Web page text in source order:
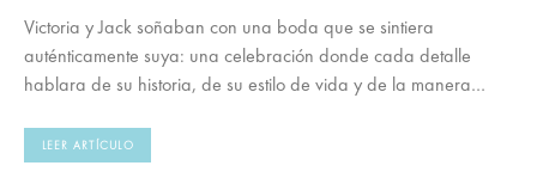
Victoria y Jack soñaban con una boda que se sintiera
auténticamente suya: una celebración donde cada detalle
hablara de su historia, de su estilo de vida y de la manera…
LEER ARTÍCULO